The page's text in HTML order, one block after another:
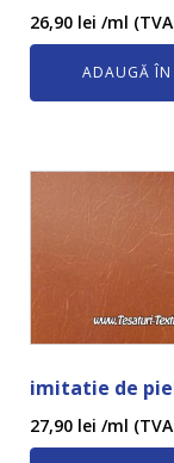
26,90 lei /ml
ADAUGĂ ÎN
imitatie de
27,90 lei /ml